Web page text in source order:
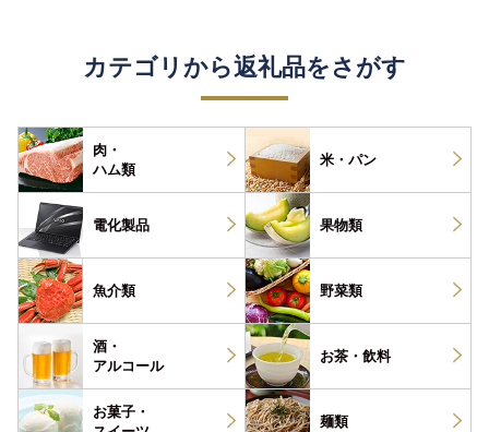
カテゴリから返礼品をさがす
肉・
ハム類
米・パン
電化製品 果物類
魚介類 野菜類
酒・
アルコール
お茶・ 飲料
お菓子・
麺類